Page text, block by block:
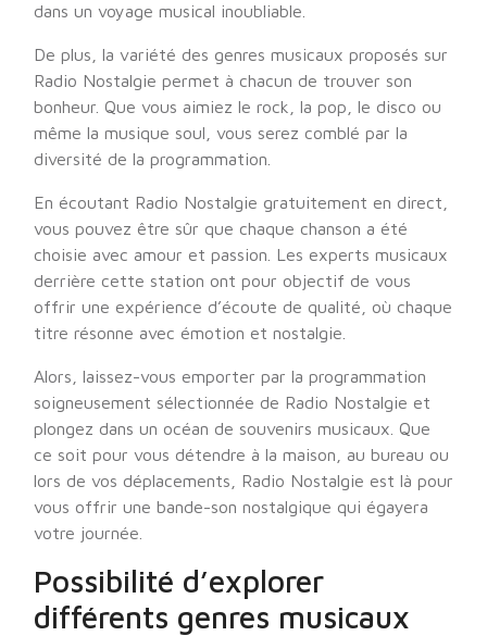
dans un voyage musical inoubliable.
De plus, la variété des genres musicaux proposés sur
Radio Nostalgie permet à chacun de trouver son
bonheur. Que vous aimiez le rock, la pop, le disco ou
même la musique soul, vous serez comblé par la
diversité de la programmation.
En écoutant Radio Nostalgie gratuitement en direct,
vous pouvez être sûr que chaque chanson a été
choisie avec amour et passion. Les experts musicaux
derrière cette station ont pour objectif de vous
offrir une expérience d’écoute de qualité, où chaque
titre résonne avec émotion et nostalgie.
Alors, laissez-vous emporter par la programmation
soigneusement sélectionnée de Radio Nostalgie et
plongez dans un océan de souvenirs musicaux. Que
ce soit pour vous détendre à la maison, au bureau ou
lors de vos déplacements, Radio Nostalgie est là pour
vous offrir une bande-son nostalgique qui égayera
votre journée.
Possibilité d’explorer
différents genres musicaux